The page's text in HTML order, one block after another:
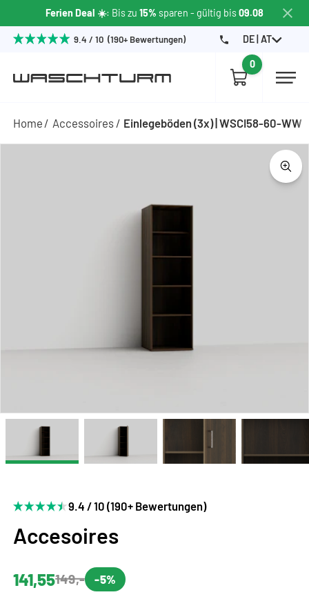
Ferien Deal ☀️: Bis zu 15% sparen - gültig bis09.08
9.4 / 10 (190+ Bewertungen) DE | AT
0
Home Accessoires Einlegeböden (3x) | WSCI58-60-WW
9.4 / 10 (190+ Bewertungen)
Accesoires
141,55149,- -5%